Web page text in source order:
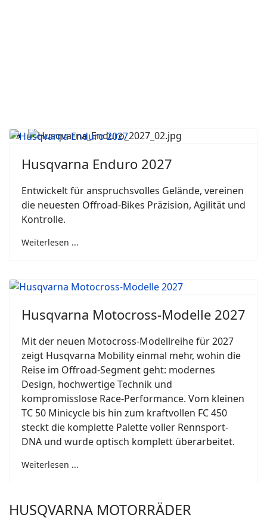
Husqvarna Enduro 2027
Entwickelt für anspruchsvolles Gelände, vereinen
die neuesten Offroad-Bikes Präzision, Agilität und
Kontrolle.
Weiterlesen ...
Husqvarna Motocross-Modelle 2027
Mit der neuen Motocross-Modellreihe für 2027
zeigt Husqvarna Mobility einmal mehr, wohin die
Reise im Offroad-Segment geht: modernes
Design, hochwertige Technik und
kompromisslose Race-Performance. Vom kleinen
TC 50 Minicycle bis hin zum kraftvollen FC 450
steckt die komplette Palette voller Rennsport-
DNA und wurde optisch komplett überarbeitet.
Weiterlesen ...
HUSQVARNA MOTORRÄDER